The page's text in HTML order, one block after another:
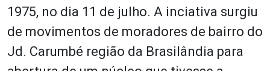
1975, no dia 11 de julho. A inciativa surgiu
de movimentos de moradores de bairro do
Jd. Carumbé região da Brasilândia para